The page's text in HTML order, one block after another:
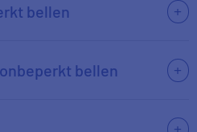
bellen
bellen